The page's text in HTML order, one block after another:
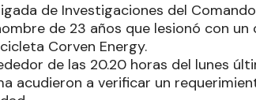
de Investigaciones del
de 23 años que lesionó con
Corven Energy.
de las 20.20 horas del lunes
acudieron a verificar un